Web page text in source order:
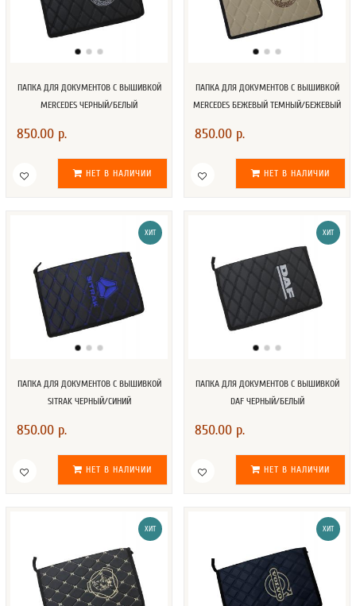
ПАПКА ДЛЯ ДОКУМЕНТОВ С ВЫШИВКОЙ
MERCEDES ЧЕРНЫЙ/БЕЛЫЙ
850.00 р.
НЕТ В НАЛИЧИИ
ПАПКА ДЛЯ ДОКУМЕНТОВ С ВЫШИВКОЙ
MERCEDES БЕЖЕВЫЙ ТЕМНЫЙ/БЕЖЕВЫЙ
850.00 р.
НЕТ В НАЛИЧИИ
ХИТ
ПАПКА ДЛЯ ДОКУМЕНТОВ С ВЫШИВКОЙ
SITRAK ЧЕРНЫЙ/СИНИЙ
850.00 р.
НЕТ В НАЛИЧИИ
ХИТ
ПАПКА ДЛЯ ДОКУМЕНТОВ С ВЫШИВКОЙ
DAF ЧЕРНЫЙ/БЕЛЫЙ
850.00 р.
НЕТ В НАЛИЧИИ
ХИТ ХИТ